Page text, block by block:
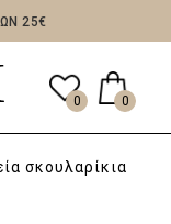
25€
0 0
σκουλαρίκια